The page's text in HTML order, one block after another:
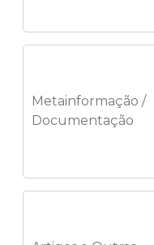
Metainformação /
Documentação